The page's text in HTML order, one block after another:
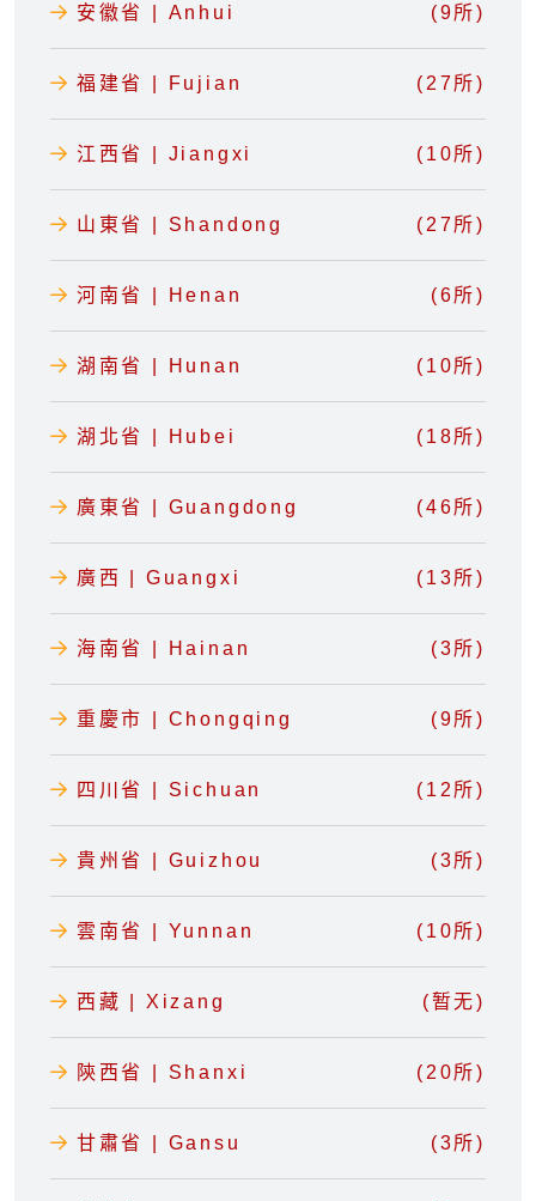
安徽省 | Anhui (9所)
福建省 | Fujian (27所)
江西省 | Jiangxi (10所)
山東省 | Shandong (27所)
河南省 | Henan (6所)
湖南省 | Hunan (10所)
湖北省 | Hubei (18所)
廣東省 | Guangdong (46所)
廣西 | Guangxi (13所)
海南省 | Hainan (3所)
重慶市 | Chongqing (9所)
四川省 | Sichuan (12所)
貴州省 | Guizhou (3所)
雲南省 | Yunnan (10所)
西藏 | Xizang (暂无)
陝西省 | Shanxi (20所)
甘肅省 | Gansu (3所)